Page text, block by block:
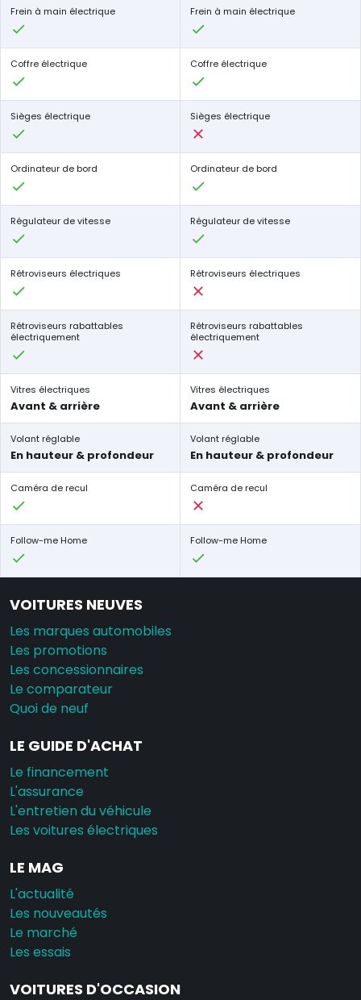
Frein à main électrique Frein à main électrique
Coffre électrique Coffre électrique
Sièges électrique Sièges électrique
Ordinateur de bord Ordinateur de bord
Régulateur de vitesse Régulateur de vitesse
Rétroviseurs électriques Rétroviseurs électriques
Rétroviseurs rabattables
électriquement
Rétroviseurs rabattables
électriquement
Vitres électriques
Avant & arrière
Vitres électriques
Avant & arrière
Volant réglable
En hauteur & profondeur
Volant réglable
En hauteur & profondeur
Caméra de recul Caméra de recul
Follow-me Home Follow-me Home
VOITURES NEUVES
Les marques automobiles
Les promotions
Les concessionnaires
Le comparateur
Quoi de neuf
LE GUIDE D'ACHAT
Le financement
L'assurance
L'entretien du véhicule
Les voitures électriques
LE MAG
L'actualité
Les nouveautés
Le marché
Les essais
VOITURES D'OCCASION